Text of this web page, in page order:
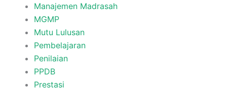
Manajemen Madrasah
MGMP
Mutu Lulusan
Pembelajaran
Penilaian
PPDB
Prestasi